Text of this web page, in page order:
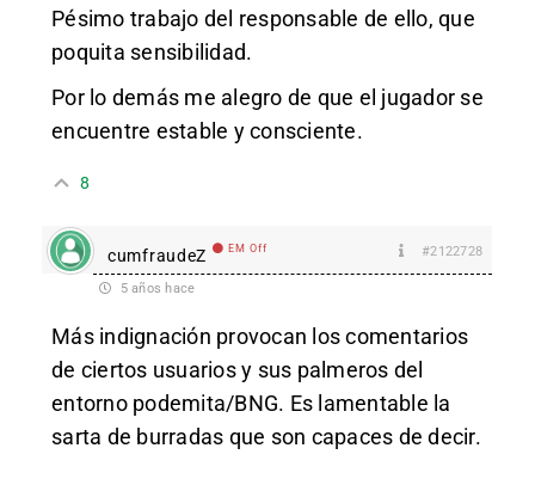
Pésimo trabajo del responsable de ello, que
poquita sensibilidad.
Por lo demás me alegro de que el jugador se
encuentre estable y consciente.
8
cumfraudeZ EM Off #2122728
5 años hace
Más indignación provocan los comentarios
de ciertos usuarios y sus palmeros del
entorno podemita/BNG. Es lamentable la
sarta de burradas que son capaces de decir.